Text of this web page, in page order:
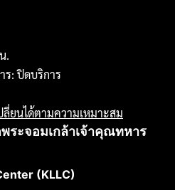
.
ร: ปิดบริการ
ลี่ยนได้ตามความเหมาะสม
ระจอมเกล้าเจ้าคุณทหาร
(KLLC)